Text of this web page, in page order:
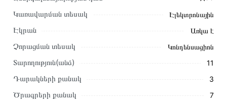
Այս ապրանքը գնելու համար սեղմեք
զամբյուղին»
Կարող եք նաև պատվիրել՝ զանգահարելով կայքում նշված
կոնտակտային համարներին։
Կայքում տվյալ ապրանքի՝ Ներկառուցվող Սպասք Լվացող
Մեքենա VIKASS V45BIDWA4A401R-BLACK առաքման և
Կառավարման տեսակ Էլեկտրոնային
Էկրան Առկա է
Չորացման տեսակ Կոնդենսացիոն
Տարողություն(անձ) 11
Դարակների քանակ 3
Ծրագրերի քանակ 7